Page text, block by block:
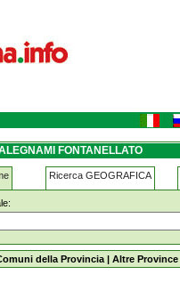
FONTANELLATO
Ricerca GEOGRAFICA
della Provincia | Altre Province